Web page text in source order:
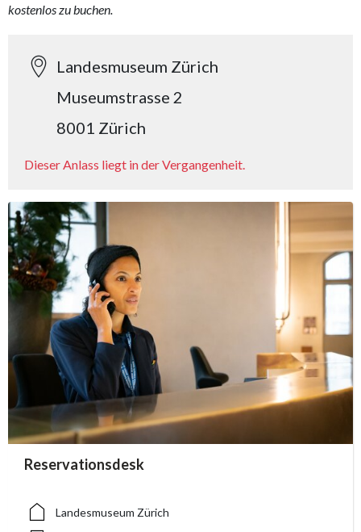
kostenlos zu buchen.
Landesmuseum Zürich
Museumstrasse 2
8001 Zürich
Dieser Anlass liegt in der Vergangenheit.
accessibility.sr-only.person_card_info
Reservationsdesk
accessibility.sr-only.museum
Landesmuseum Zürich
accessibility.sr-only.phone